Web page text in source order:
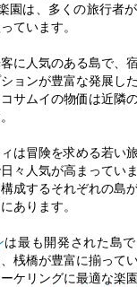
園は、多くの旅行者
ています。
に人気のある島で、
ョンが豊富な発展し
サムイの物価は近隣
は冒険を求める若い
々人気が高まってい
成するそれぞれの島
あります。
は最も開発された島
桟橋が豊富に揃ってい
ケリングに最適な楽